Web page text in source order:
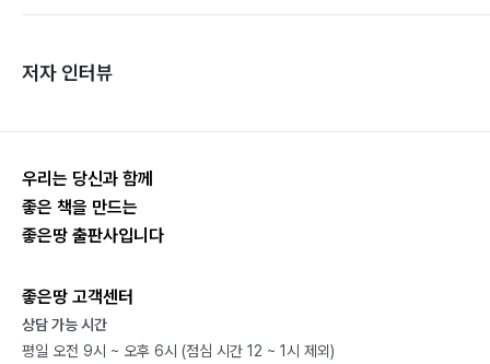
저자 인터뷰
우리는 당신과 함께
좋은 책을 만드는
좋은땅 출판사입니다
좋은땅 고객센터
상담 가능 시간
평일 오전 9시 ~ 오후 6시 (점심 시간 12 ~ 1시 제외)